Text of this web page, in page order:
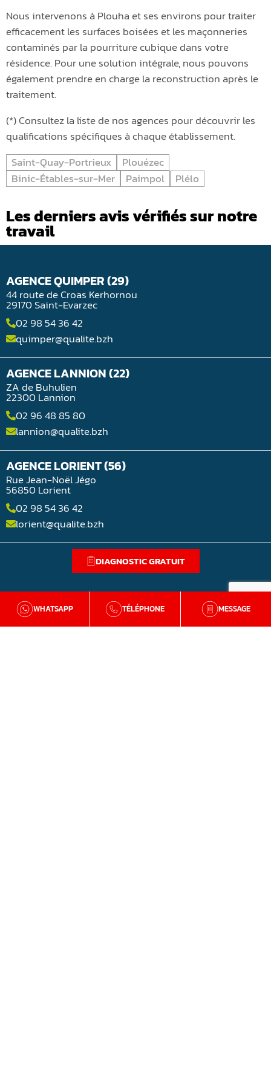
WHATSAPP TÉLÉPHONE MESSAGE
Nous intervenons à Plouha et ses environs pour traiter
efficacement les surfaces boisées et les maçonneries
contaminés par la pourriture cubique dans votre
résidence. Pour une solution intégrale, nous pouvons
également prendre en charge la reconstruction après le
traitement.
(*) Consultez la liste de nos agences pour découvrir les
qualifications spécifiques à chaque établissement.
Saint-Quay-Portrieux
Plouézec
Binic-Étables-sur-Mer
Paimpol Plélo
Les derniers avis vérifiés sur notre
travail
AGENCE QUIMPER (29)
44 route de Croas Kerhornou
29170 Saint-Evarzec
02 98 54 36 42
quimper@qualite.bzh
AGENCE LANNION (22)
ZA de Buhulien
22300 Lannion
02 96 48 85 80
lannion@qualite.bzh
AGENCE LORIENT (56)
Rue Jean-Noël Jégo
56850 Lorient
02 98 54 36 42
lorient@qualite.bzh
DIAGNOSTIC GRATUIT